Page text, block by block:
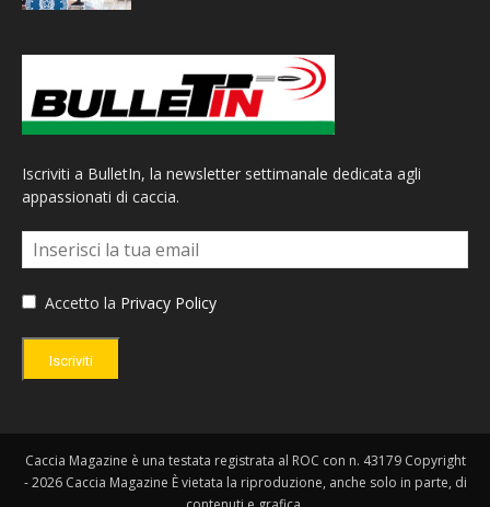
Iscriviti a BulletIn, la newsletter settimanale dedicata agli
appassionati di caccia.
Accetto la Privacy Policy
Iscriviti
Caccia Magazine è una testata registrata al ROC con n. 43179 Copyright
- 2026 Caccia Magazine È vietata la riproduzione, anche solo in parte, di